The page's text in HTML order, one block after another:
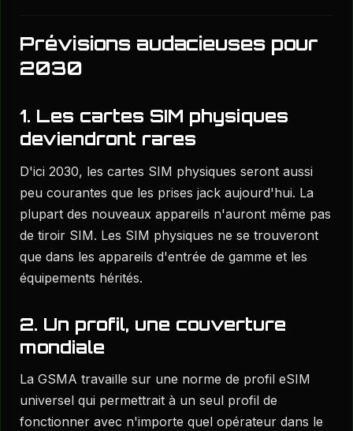
Prévisions audacieuses pour
2030
1. Les cartes SIM physiques
deviendront rares
D'ici 2030, les cartes SIM physiques seront aussi
peu courantes que les prises jack aujourd'hui. La
plupart des nouveaux appareils n'auront même pas
de tiroir SIM. Les SIM physiques ne se trouveront
que dans les appareils d'entrée de gamme et les
équipements hérités.
2. Un profil, une couverture
mondiale
La GSMA travaille sur une norme de profil eSIM
universel qui permettrait à un seul profil de
fonctionner avec n'importe quel opérateur dans le